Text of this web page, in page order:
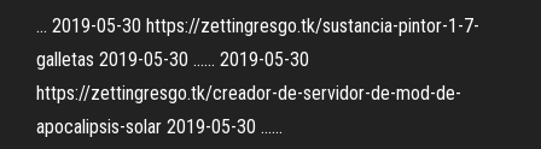
... 2019-05-30 https://zettingresgo.tk/sustancia-pintor-1-7-
galletas 2019-05-30 ...... 2019-05-30
https://zettingresgo.tk/creador-de-servidor-de-mod-de-
apocalipsis-solar 2019-05-30 ......